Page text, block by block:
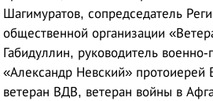
Шагимуратов, сопредседатель
общественной организации
Габидуллин, руководитель военно-
«Александр Невский» протоиерей
ветеран ВДВ, ветеран войны в